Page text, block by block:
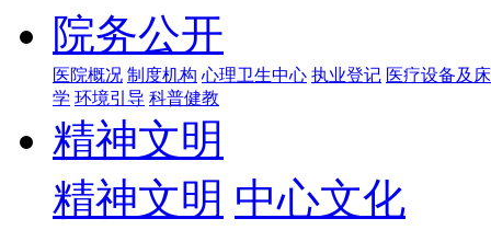
院务公开
医院概况 制度机构 心理卫生中心 执业登记 医疗设备及
学 环境引导 科普健教
精神文明
精神文明 中心文化